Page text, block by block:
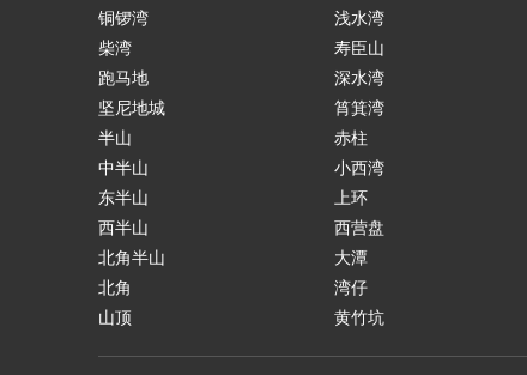
铜锣湾
柴湾
跑马地
坚尼地城
半山
中半山
东半山
西半山
北角半山
北角
山顶
浅水湾
寿臣山
深水湾
筲箕湾
赤柱
小西湾
上环
西营盘
大潭
湾仔
黄竹坑